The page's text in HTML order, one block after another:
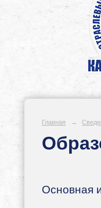
Главная →
Основная